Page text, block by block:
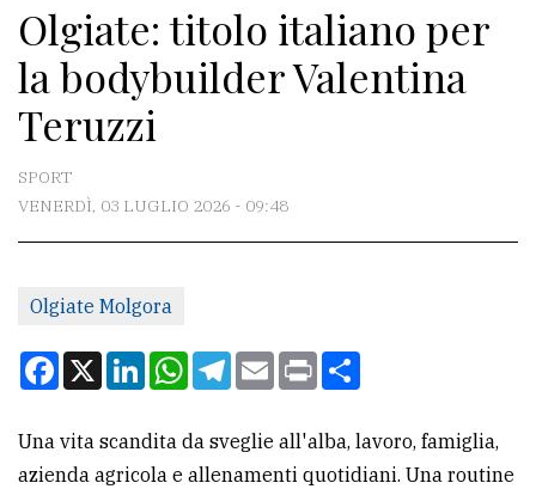
Associazioni
Meteo
CONTATTI
Scrivici
Per
la
pubblicità
Olgiate: titolo italiano per
la bodybuilder Valentina
Teruzzi
SPORT
VENERDÌ, 03 LUGLIO 2026 - 09:48
Olgiate Molgora
Facebook
X LinkedInWhatsApp
Telegram
EmailPrint
Una vita scandita da sveglie all'alba, lavoro, famiglia,
azienda agricola e allenamenti quotidiani. Una routine